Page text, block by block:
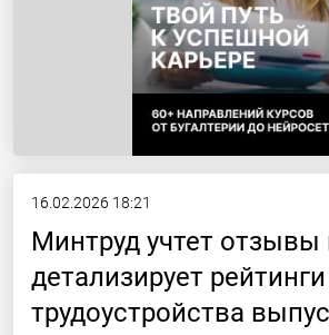
16.02.2026 18:21
Минтруд учтет отзывы
детализирует рейтинги
трудоустройства